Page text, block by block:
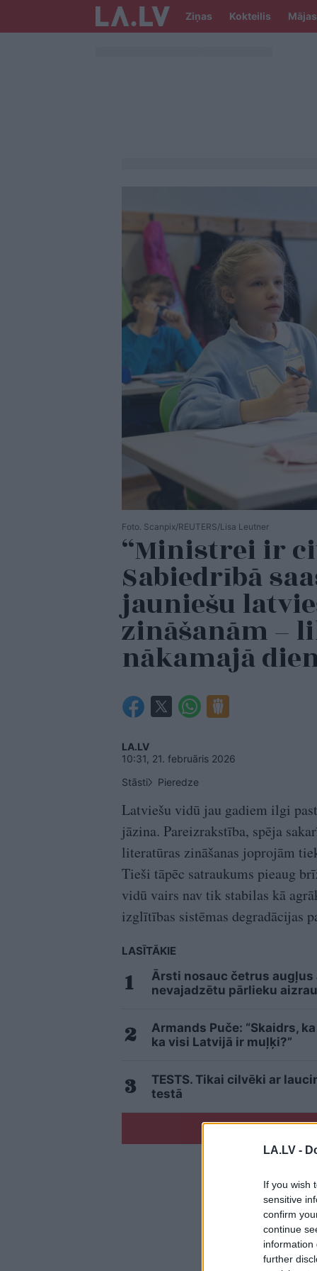
LA.LV -
If you wish
sensitive
confirm
continue
information
further
Ziņas Kokteilis Mājas
Foto. Scanpix/REUTERS/Lisa Leutner
“Ministrei ir
Sabiedrībā
jauniešu
zināšanām –
nākamajā
LA.LV
10:31, 21. februāris 2026
Stāsti
Pieredze
Latviešu vidū jau gadiem ilgi
jāzina. Pareizrakstība, spēja
literatūras zināšanas joprojām
Tieši tāpēc satraukums pieaug
vidū vairs nav tik stabilas kā
izglītības sistēmas degradācijas
LASĪTĀKIE
Ārsti nosauc četrus augļus
nevajadzētu pārlieku
Armands Puče: “Skaidrs,
ka visi Latvijā ir muļķi?”
TESTS. Tikai cilvēki ar
testā